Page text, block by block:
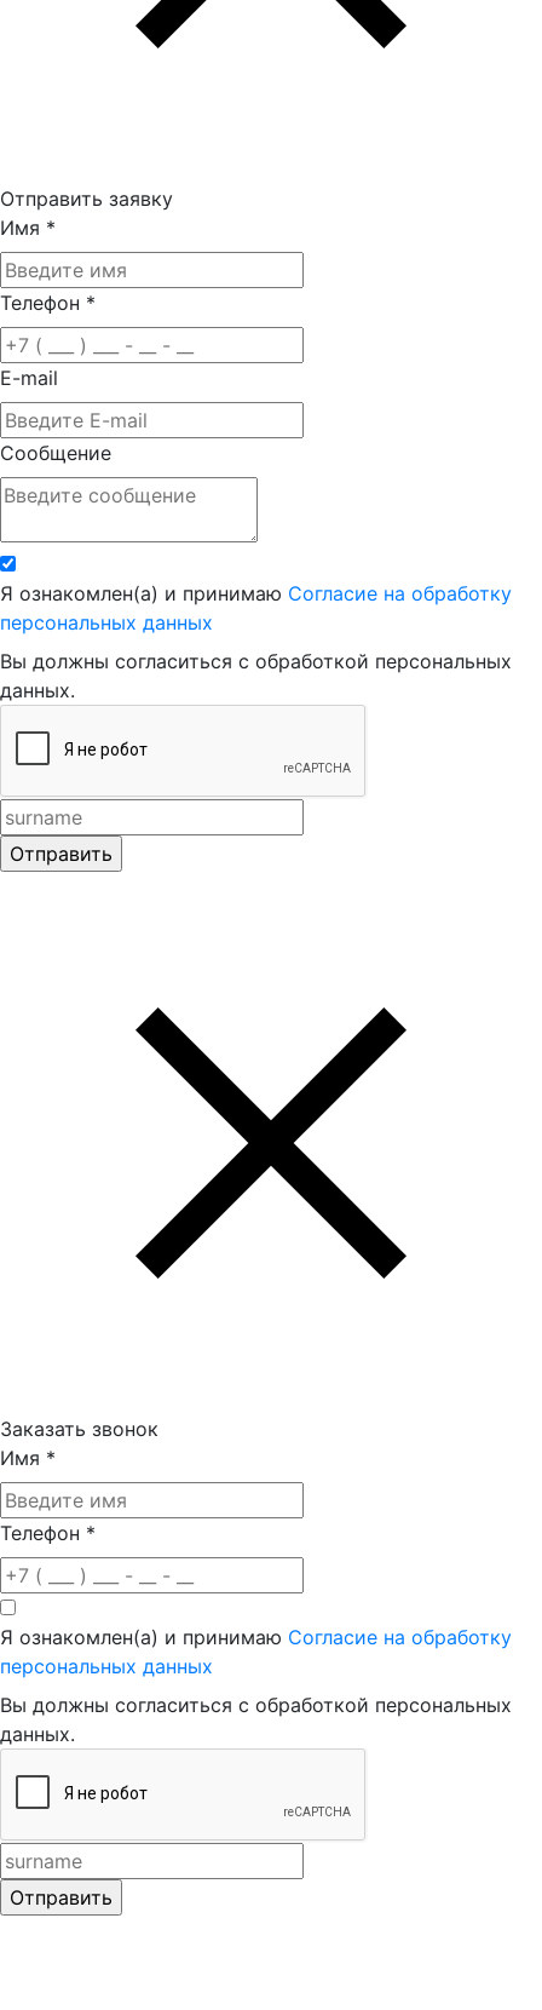
Отправить заявку
Имя *
Телефон *
E-mail
Сообщение
Я ознакомлен(а) и принимаю Согласие на обработку
персональных данных
Вы должны согласиться с обработкой персональных
данных.
Заказать звонок
Имя *
Телефон *
Я ознакомлен(а) и принимаю Согласие на обработку
персональных данных
Вы должны согласиться с обработкой персональных
данных.